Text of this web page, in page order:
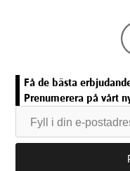
Få de bästa
Prenumerera på vårt